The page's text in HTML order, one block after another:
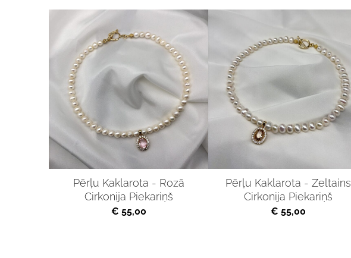
Pērļu Kaklarota - Rozā
Cirkonija Piekariņš
€ 55,00
Pērļu Kaklarota - Zeltains
Cirkonija Piekariņš
€ 55,00